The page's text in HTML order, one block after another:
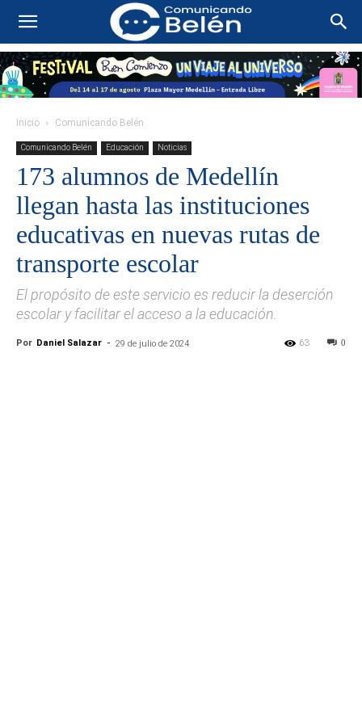
Inicio Comunicando Belén
Comunicando Belén Educación Noticias
173 alumnos de Medellín
llegan hasta las instituciones
educativas en nuevas rutas de
transporte escolar
El propósito de este servicio es reducir la deserción
escolar y facilitar el acceso a la educación.
Por Daniel Salazar - 29 de julio de 2024 0
63